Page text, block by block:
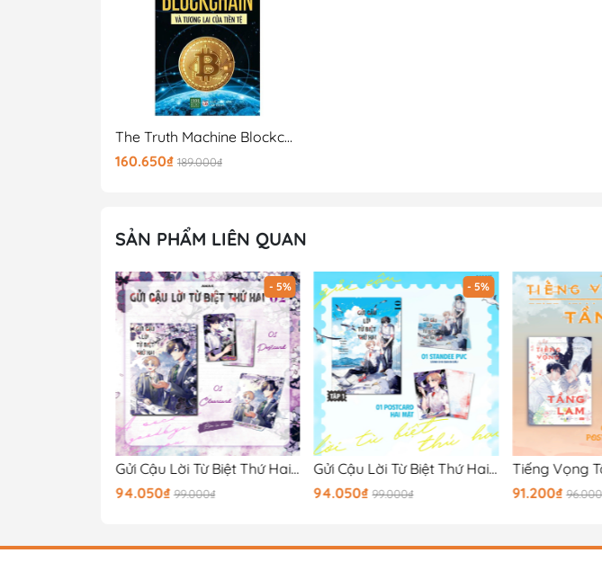
The Truth Machine Blockchain Và Tương Lai Của Tiền Tệ
160.650₫ 189.000₫
SẢN PHẨM LIÊN QUAN
- 5%
Gửi Cậu Lời Từ Biệt Thứ Hai - Tập 2 - Bản in đầu
94.050₫ 99.000₫
- 5%
Gửi Cậu Lời Từ Biệt Thứ Hai - Tập 1 - Bản in đầu
94.050₫ 99.000₫
91.200₫